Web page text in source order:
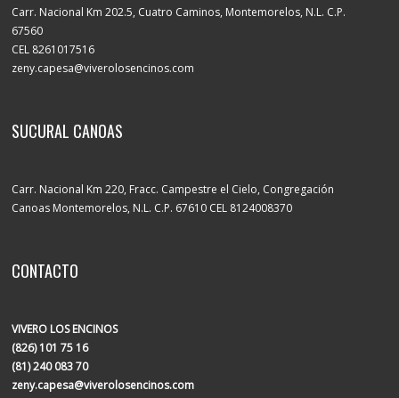
Carr. Nacional Km 202.5, Cuatro Caminos, Montemorelos, N.L. C.P.
67560
CEL 8261017516
zeny.capesa@viverolosencinos.com
SUCURAL CANOAS
Carr. Nacional Km 220, Fracc. Campestre el Cielo, Congregación
Canoas Montemorelos, N.L. C.P. 67610 CEL 8124008370
CONTACTO
VIVERO LOS ENCINOS
(826) 101 75 16
(81) 240 083 70
zeny.capesa@viverolosencinos.com